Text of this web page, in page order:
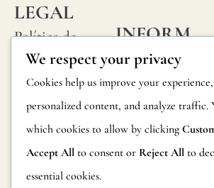
LEGAL
Política de
privacidad
Política de
cookies
Condiciones
generales
INFORM
ACIÓN
Preguntas
frecuentes
Información
sobre
We respect your privacy
Cookies help us improve your
personalized content, and analyze traffic.
which cookies to allow by clicking
Accept All to consent or Reject All to
essential cookies.